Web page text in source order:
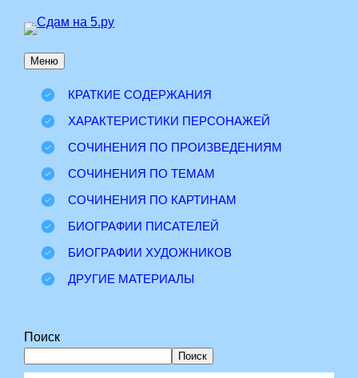
Перейти
содержимому
Меню
КРАТКИЕ СОДЕРЖАНИЯ
ХАРАКТЕРИСТИКИ ПЕРСОНАЖЕЙ
СОЧИНЕНИЯ ПО ПРОИЗВЕДЕНИЯМ
СОЧИНЕНИЯ ПО ТЕМАМ
СОЧИНЕНИЯ ПО КАРТИНАМ
БИОГРАФИИ ПИСАТЕЛЕЙ
БИОГРАФИИ ХУДОЖНИКОВ
ДРУГИЕ МАТЕРИАЛЫ
Поиск
Поиск